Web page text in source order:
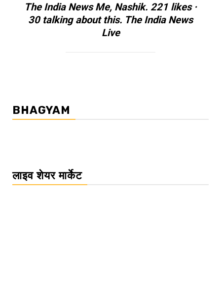
The India News Me, Nashik. 221 likes ·
30 talking about this. The India News
Live
BHAGYAM
लाइव शेयर मार्केट